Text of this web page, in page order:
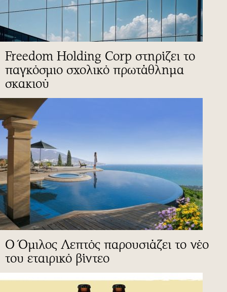
Freedom Holding Corp στηρίζει το
παγκόσμιο σχολικό πρωτάθλημα
σκακιού
Ο Όμιλος Λεπτός παρουσιάζει το νέο
του εταιρικό βίντεο